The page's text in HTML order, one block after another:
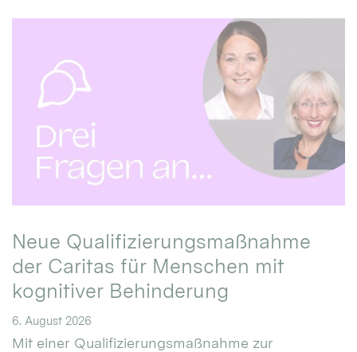
Neue Qualifizierungsmaßnahme
der Caritas für Menschen mit
kognitiver Behinderung
6. August 2026
Mit einer Qualifizierungsmaßnahme zur